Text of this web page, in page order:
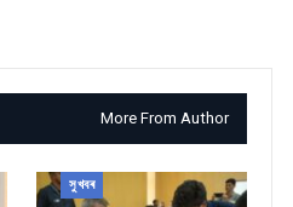
More From Author
সুখবৰ